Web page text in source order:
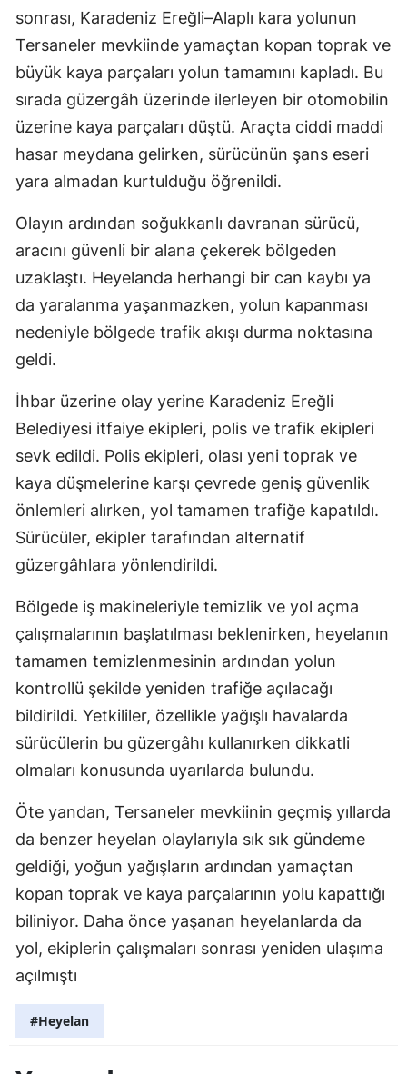
sonrası, Karadeniz Ereğli–Alaplı kara yolunun
Tersaneler mevkiinde yamaçtan kopan toprak ve
büyük kaya parçaları yolun tamamını kapladı. Bu
sırada güzergâh üzerinde ilerleyen bir otomobilin
üzerine kaya parçaları düştü. Araçta ciddi maddi
hasar meydana gelirken, sürücünün şans eseri
yara almadan kurtulduğu öğrenildi.
Olayın ardından soğukkanlı davranan sürücü,
aracını güvenli bir alana çekerek bölgeden
uzaklaştı. Heyelanda herhangi bir can kaybı ya
da yaralanma yaşanmazken, yolun kapanması
nedeniyle bölgede trafik akışı durma noktasına
geldi.
İhbar üzerine olay yerine Karadeniz Ereğli
Belediyesi itfaiye ekipleri, polis ve trafik ekipleri
sevk edildi. Polis ekipleri, olası yeni toprak ve
kaya düşmelerine karşı çevrede geniş güvenlik
önlemleri alırken, yol tamamen trafiğe kapatıldı.
Sürücüler, ekipler tarafından alternatif
güzergâhlara yönlendirildi.
Bölgede iş makineleriyle temizlik ve yol açma
çalışmalarının başlatılması beklenirken, heyelanın
tamamen temizlenmesinin ardından yolun
kontrollü şekilde yeniden trafiğe açılacağı
bildirildi. Yetkililer, özellikle yağışlı havalarda
sürücülerin bu güzergâhı kullanırken dikkatli
olmaları konusunda uyarılarda bulundu.
Öte yandan, Tersaneler mevkiinin geçmiş yıllarda
da benzer heyelan olaylarıyla sık sık gündeme
geldiği, yoğun yağışların ardından yamaçtan
kopan toprak ve kaya parçalarının yolu kapattığı
biliniyor. Daha önce yaşanan heyelanlarda da
yol, ekiplerin çalışmaları sonrası yeniden ulaşıma
açılmıştı
#Heyelan